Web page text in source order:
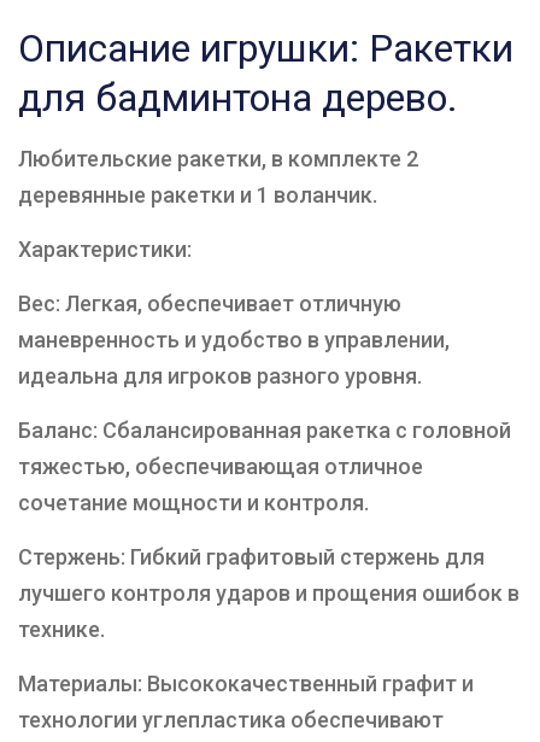
Описание игрушки: Ракетки
для бадминтона дерево.
Любительские ракетки, в комплекте 2
деревянные ракетки и 1 воланчик.
Характеристики:
Вес: Легкая, обеспечивает отличную
маневренность и удобство в управлении,
идеальна для игроков разного уровня.
Баланс: Сбалансированная ракетка с головной
тяжестью, обеспечивающая отличное
сочетание мощности и контроля.
Стержень: Гибкий графитовый стержень для
лучшего контроля ударов и прощения ошибок в
технике.
Материалы: Высококачественный графит и
технологии углепластика обеспечивают